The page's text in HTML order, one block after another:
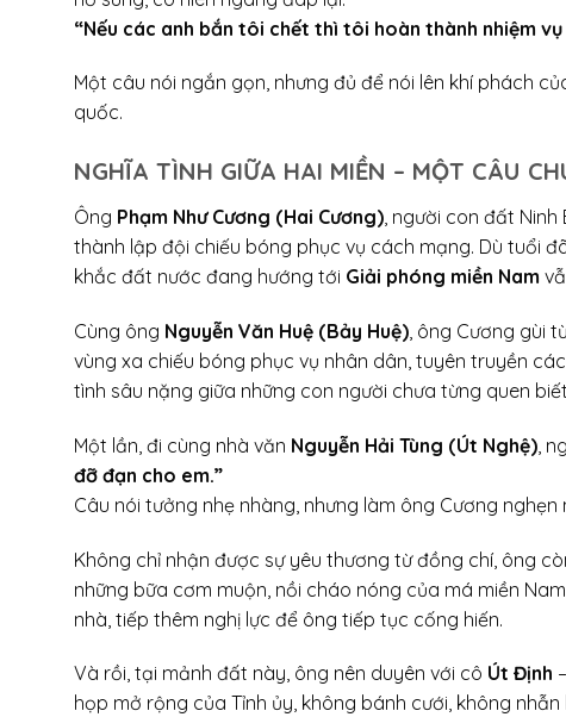
“Nếu các anh bắn tôi chết thì tôi hoàn thành nhiệm
Một câu nói ngắn gọn, nhưng đủ để nói lên khí phách
quốc.
NGHĨA TÌNH GIỮA HAI MIỀN – MỘT CÂU
Ông Phạm Như Cương (Hai Cương), người con đất Ninh
thành lập đội chiếu bóng phục vụ cách mạng. Dù tuổi
khắc đất nước đang hướng tới Giải phóng miền Nam
Cùng ông Nguyễn Văn Huệ (Bảy Huệ), ông Cương gùi
vùng xa chiếu bóng phục vụ nhân dân, tuyên truyền
tình sâu nặng giữa những con người chưa từng quen
Một lần, đi cùng nhà văn Nguyễn Hải Tùng (Út Nghệ) ,
đỡ đạn cho em.”
Câu nói tưởng nhẹ nhàng, nhưng làm ông Cương
Không chỉ nhận được sự yêu thương từ đồng chí, ông
những bữa cơm muộn, nồi cháo nóng của má miền
nhà, tiếp thêm nghị lực để ông tiếp tục cống hiến.
Và rồi, tại mảnh đất này, ông nên duyên với cô Út Định
họp mở rộng của Tỉnh ủy, không bánh cưới, không